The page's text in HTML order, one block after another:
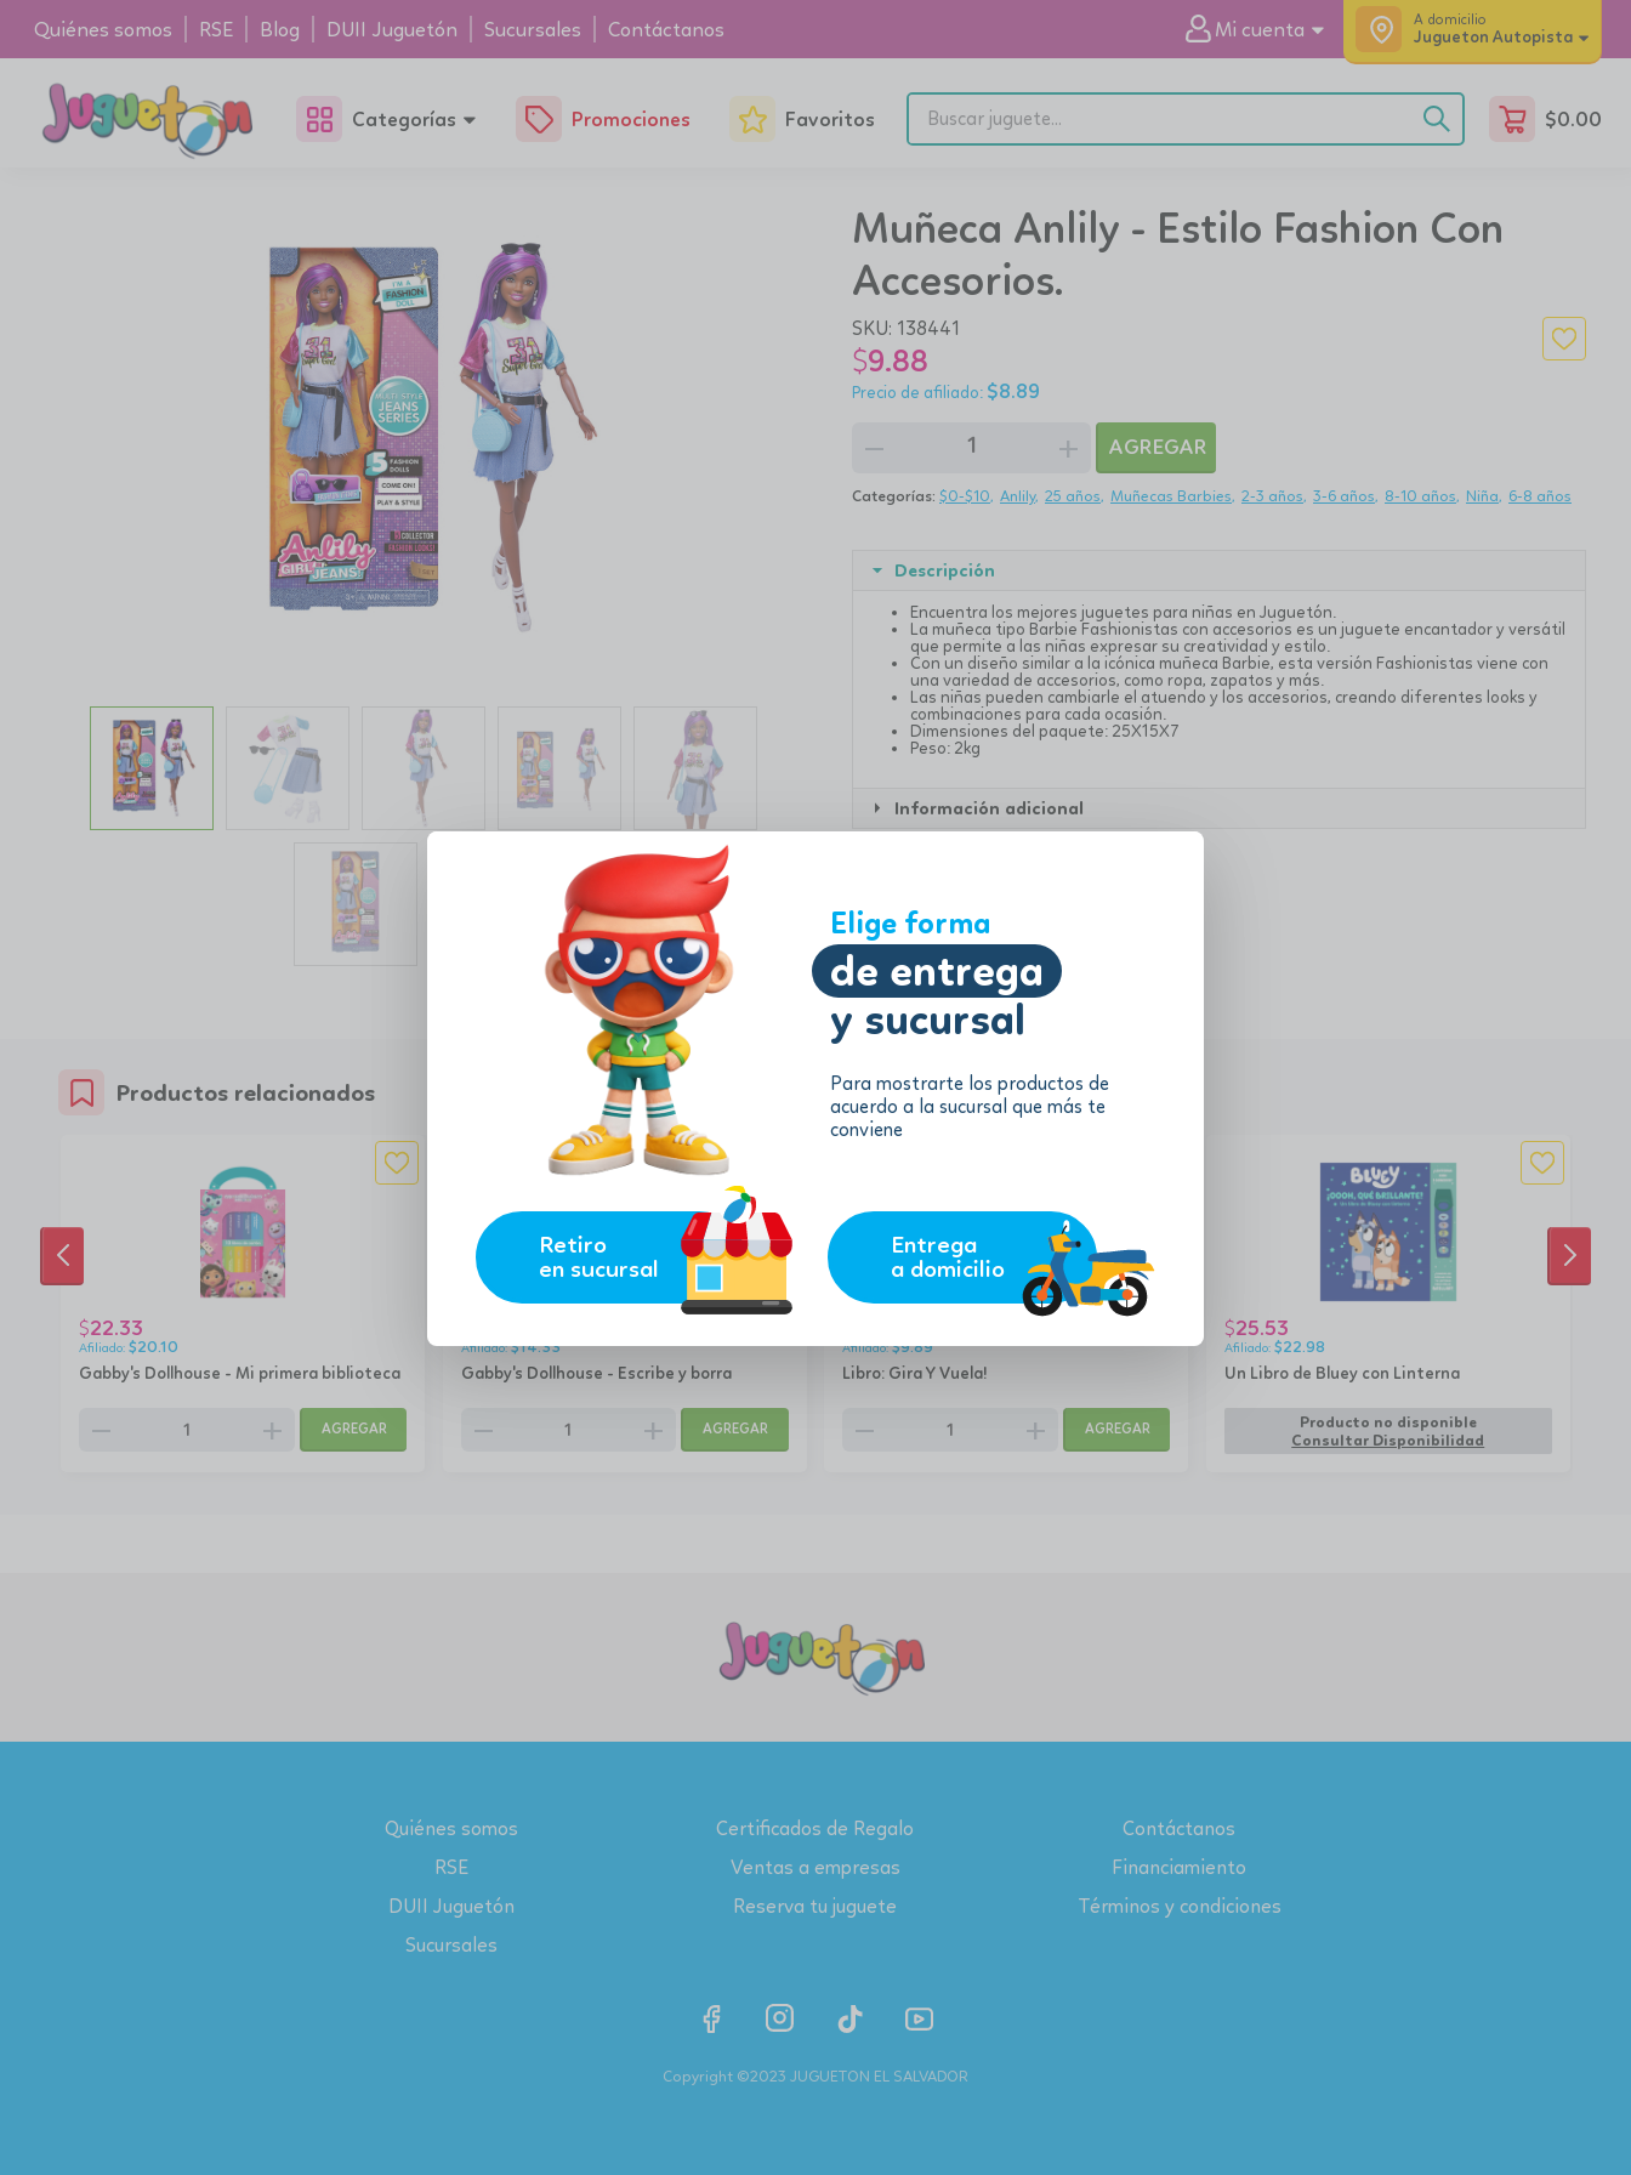
Elige forma
de entrega
y sucursal
Para mostrarte los productos de
acuerdo a la sucursal que más te
conviene
Retiro
en sucursal
Entrega
a domicilio
Quiénes somos RSE Blog DUII Juguetón Sucursales Contáctanos Mi cuenta A domicilio
Jugueton Autopista
Categorías Promociones Favoritos $0.00
Muñeca Anlily - Estilo Fashion Con
Accesorios.
SKU: 138441
$9.88
$8.89
remove add AGREGAR
Categorías: $0-$10 Anlily 25 años Muñecas Barbies 2-3 años 3-6 años 8-10 años Niña 6-8 años
Descripción
Encuentra los mejores juguetes para niñas en Juguetón.
La muñeca tipo Barbie Fashionistas con accesorios es un juguete encantador y versátil
que permite a las niñas expresar su creatividad y estilo.
Con un diseño similar a la icónica muñeca Barbie, esta versión Fashionistas viene con
una variedad de accesorios, como ropa, zapatos y más.
Las niñas pueden cambiarle el atuendo y los accesorios, creando diferentes looks y
combinaciones para cada ocasión.
Dimensiones del paquete: 25X15X7
Peso: 2kg
Información adicional
Productos relacionados
Gabby's Dollhouse - Mi primera biblioteca
$22.33
$20.10
remove add AGREGAR
Gabby's Dollhouse - Escribe y borra
$14.33
remove add AGREGAR
Libro: Gira Y Vuela!
$9.89
remove add AGREGAR
Un Libro de Bluey con Linterna
$25.53
$22.98
Producto no disponible
Consultar Disponibilidad
ANTERIOR
Quiénes somos
RSE
DUII Juguetón
Sucursales
Certificados de Regalo
Ventas a empresas
Reserva tu juguete
Contáctanos
Financiamiento
Términos y condiciones
Copyright ©2023 JUGUETON EL SALVADOR